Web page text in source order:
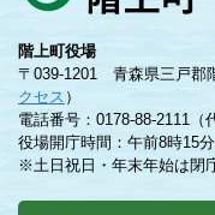
階上町役場
〒039-1201 青森県三戸郡
クセス ）
電話番号：0178-88-2111（
役場開庁時間：午前8時15
※土日祝日・年末年始は閉